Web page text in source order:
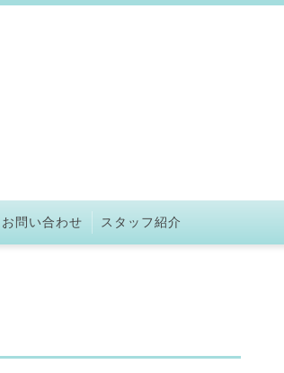
お問い合わせ スタッフ紹介